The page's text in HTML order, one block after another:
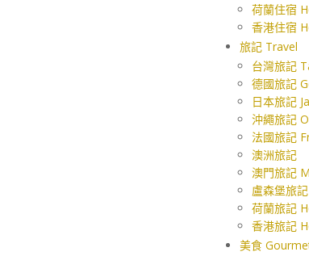
荷蘭住宿
香港住宿
旅記 Travel
台灣旅記
德國旅記
日本旅記
沖繩旅記
法國旅記
澳洲旅記
澳門旅記
盧森堡旅
荷蘭旅記
香港旅記
美食